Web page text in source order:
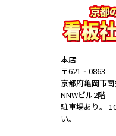
本店:
〒621‐0863
京都府亀岡市
NNWビル2階
駐車場あり。
い。